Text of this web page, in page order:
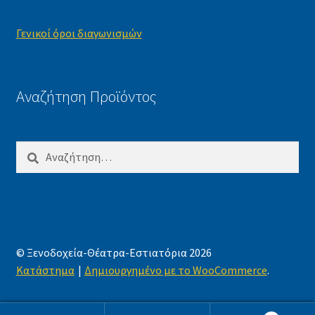
Γενικοί όροι διαγωνισμών
Αναζήτηση Προϊόντος
Αναζήτηση
© Ξενοδοχεία-Θέατρα-Εστιατόρια 2026
Κατάστημα
Δημιουργημένο με το WooCommerce.